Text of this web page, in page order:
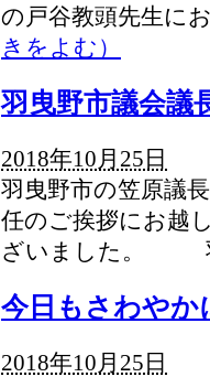
の戸谷教頭先生
きをよむ）
羽曳野市議会議
2018年10月25日
羽曳野市の笠原議
任のご挨拶にお越
ざいました。
今日もさわや
2018年10月25日